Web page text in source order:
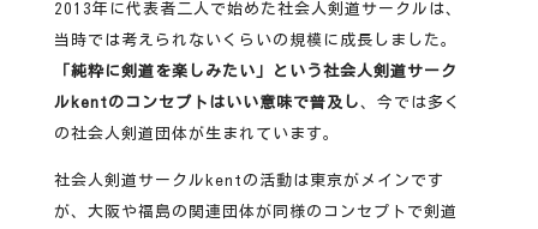
2013年に代表者二人で始めた社会人剣道サークルは、
当時では考えられないくらいの規模に成長しました。
「純粋に剣道を楽しみたい」という社会人剣道サーク
ルkentのコンセプトはいい意味で普及し、今では多く
の社会人剣道団体が生まれています。
社会人剣道サークルkentの活動は東京がメインです
が、大阪や福島の関連団体が同様のコンセプトで剣道